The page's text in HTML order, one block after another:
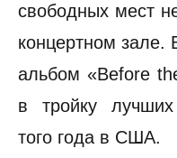
свободных мест
концертном зале.
альбом «Before
в тройку лучших
того года в США.